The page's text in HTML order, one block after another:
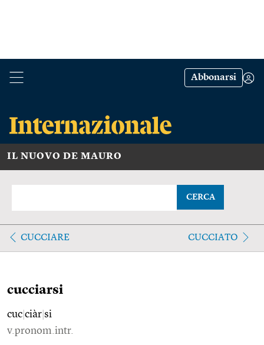
Abbonarsi
IL NUOVO DE MAURO
CERCA
CUCCIARE CUCCIATO
cucciarsi
cuc ciàr si
v.pronom.intr.